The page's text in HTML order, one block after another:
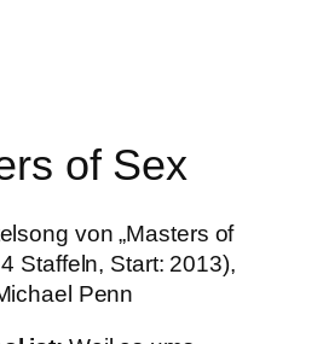
of Sex
von „Masters of
Staffeln, Start: 2013),
Penn